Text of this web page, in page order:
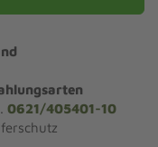
0621/405401-10